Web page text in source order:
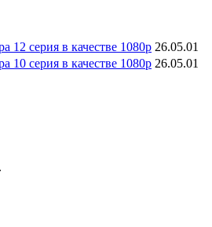
12 серия в качестве 1080p 26.05.01
10 серия в качестве 1080p 26.05.01